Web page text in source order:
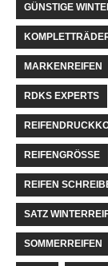
GÜNSTIGE
MARKENREIFEN
RDKS EXPERTS
REIFENGRÖSSE
REIFEN
SATZ
SOMMERREIFEN